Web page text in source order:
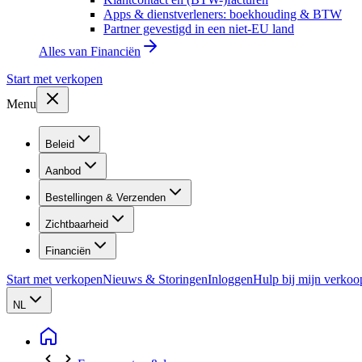
Apps & dienstverleners: boekhouding & BTW
Partner gevestigd in een niet-EU land
Alles van Financiën
Start met verkopen
Menu
Beleid
Aanbod
Bestellingen & Verzenden
Zichtbaarheid
Financiën
Start met verkopenNieuws & StoringenInloggenHulp bij mijn
NL